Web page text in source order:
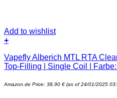
Add to wishlist
+
Vapefly Alberich MTL RTA
Top-Filling | Single Coil |
Amazon.de Price: 38,90 € (as of 24/01/2025